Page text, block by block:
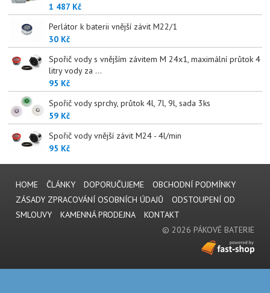
1 487 Kč
Perlátor k baterii vnější závit M22/1
30 Kč
Spořič vody s vnějším závitem M 24x1, maximální průtok 4
litry vody za ...
95 Kč
Spořič vody sprchy, průtok 4l, 7l, 9l, sada 3ks
59 Kč
Spořič vody vnější závit M24 - 4l/min
95 Kč
HOME ČLÁNKY DOPORUČUJEME
OBCHODNÍ PODMÍNKY
ZÁSADY ZPRACOVÁNÍ OSOBNÍCH ÚDAJŮ
ODSTOUPENÍ OD
SMLOUVY
KAMENNÁ PRODEJNA
KONTAKT
© 2026 PÁKOVÉ BATERIE